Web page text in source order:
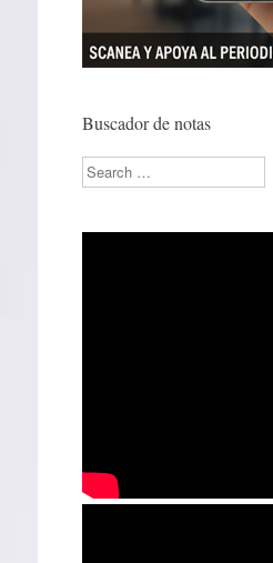
Buscador de notas
Search